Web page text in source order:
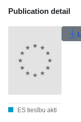
Publication
Publication detail
ES tiesību akti